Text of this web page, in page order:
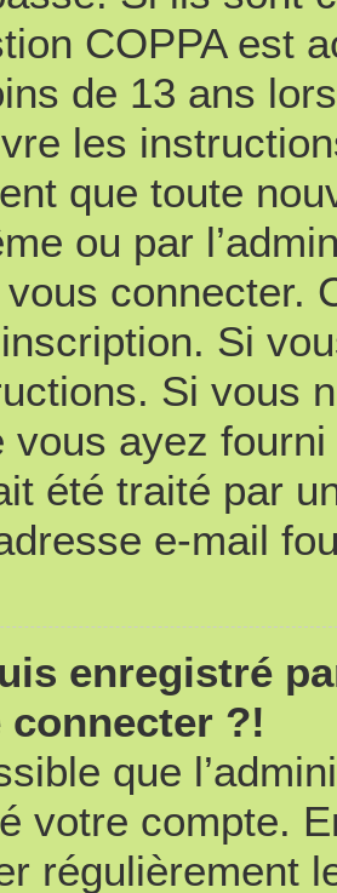
COPPA est
de 13 ans
les
que toute
ou par
connecter.
Si
Si vous
vous ayez
été traité par
e-mail
enregistré
connecter ?!
que
votre compte.
régulièrement